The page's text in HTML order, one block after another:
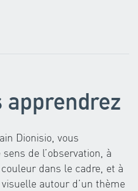
apprendrez
Dionisio, vous
de l’observation, à
dans le cadre, et à
autour d’un thème